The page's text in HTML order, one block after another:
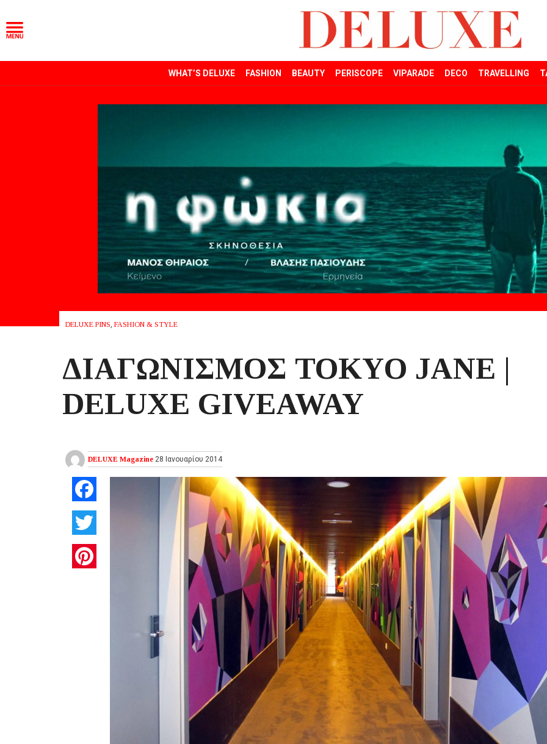
WHAT’S DELUXE FASHION BEAUTY PERISCOPE VIPARADE DECO TRAVELLING
DELUXE PINS, FASHION & STYLE
ΔΙΑΓΩΝΙΣΜΟΣ TOKYO JANE |
DELUXE GIVEAWAY
DELUXE Magazine 28 Ιανουαρίου 2014